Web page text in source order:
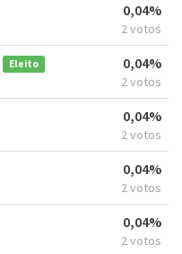
0,04%
2 votos
Eleito 0,04%
2 votos
0,04%
2 votos
0,04%
2 votos
0,04%
2 votos